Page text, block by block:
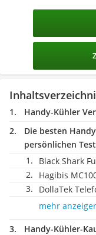
Handy-Kühler
Die besten
persönlichen
Black Shark
Hagibis
DollaTek
mehr
Handy-Kühler-